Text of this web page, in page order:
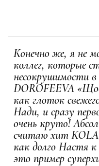
Конечно же, я не
коллег, которые
несокрушимости
DOROFEEVA
как глоток
Нади, и сразу
очень круто!
считаю хит
как долго Настя
это пример